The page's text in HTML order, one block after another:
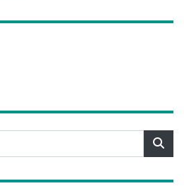
Facebook
no Threads
no WhatsApp
no LinkedIn